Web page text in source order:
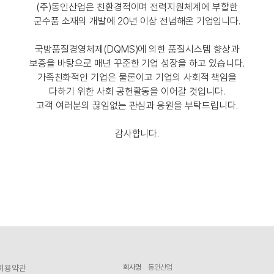
(주)동인산업은 친환경적이며 전력지원체계에 부합한
군수품 소재의 개발에 20년 이상 전념해온 기업입니다.
국방품질경영체제(DQMS)에 의한 품질시스템 향상과
보증을 바탕으로 매년 꾸준한 기업 성장을 하고 있습니다.
가족친화적인 기업은 물론이고 기업의 사회적 책임을
다하기 위한 사회 공헌활동을 이어갈 것입니다.
고객 여러분의 끊임없는 관심과 응원을 부탁드립니다.
감사합니다.
용약관 회사명 동인산업